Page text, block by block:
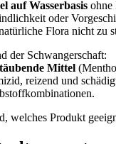
auf Wasserbasis ohne
oder
Flora nicht zu
der Schwangerschaft:
Mittel
reizend und
welches Produkt